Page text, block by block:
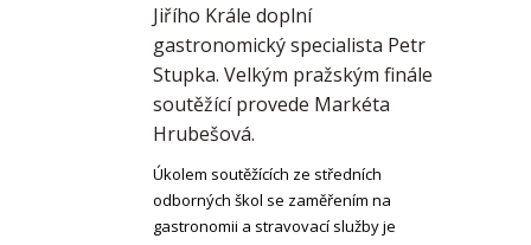
Jiřího Krále doplní
gastronomický specialista Petr
Stupka. Velkým pražským finále
soutěžící provede Markéta
Hrubešová.
Úkolem soutěžících ze středních
odborných škol se zaměřením na
gastronomii a stravovací služby je